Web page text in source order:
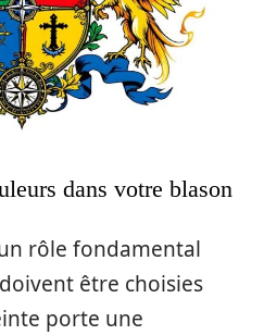
dans votre blason
rôle fondamental
être choisies
porte une